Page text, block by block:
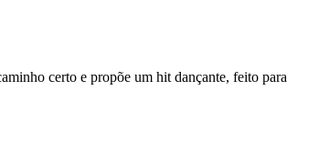
certo e propõe um hit dançante, feito para